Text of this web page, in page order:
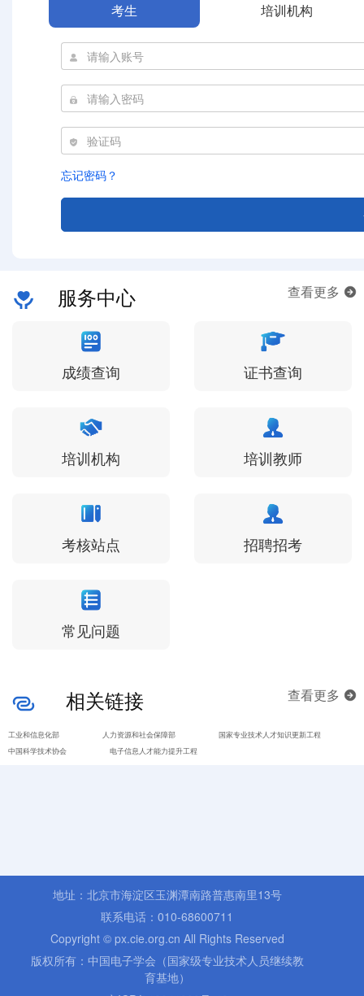
考生 培训机构
忘记密码？
服务中心 查看更多
成绩查询 证书查询
培训机构 培训教师
考核站点 招聘招考
常见问题
相关链接 查看更多
工业和信息化部 人力资源和社会保障部
国家专业技术人才知识更新工程
中国科学技术协会
电子信息人才能力提升工程
地址：北京市海淀区玉渊潭南路普惠南里13号
联系电话：010-68600711
Copyright © px.cie.org.cn All Rights Reserved
版权所有：中国电子学会（国家级专业技术人员继续教
育基地）